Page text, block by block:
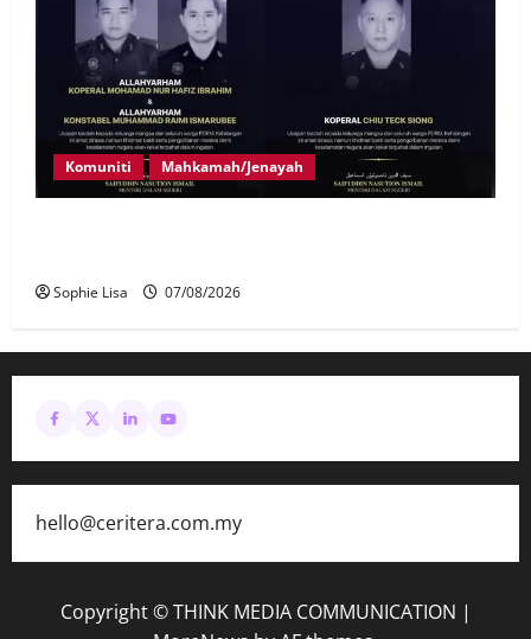
Komuniti Mahkamah/Jenayah
Sophie Lisa 07/08/2026
hello@ceritera.com.my
Copyright © THINK MEDIA COMMUNICATION |